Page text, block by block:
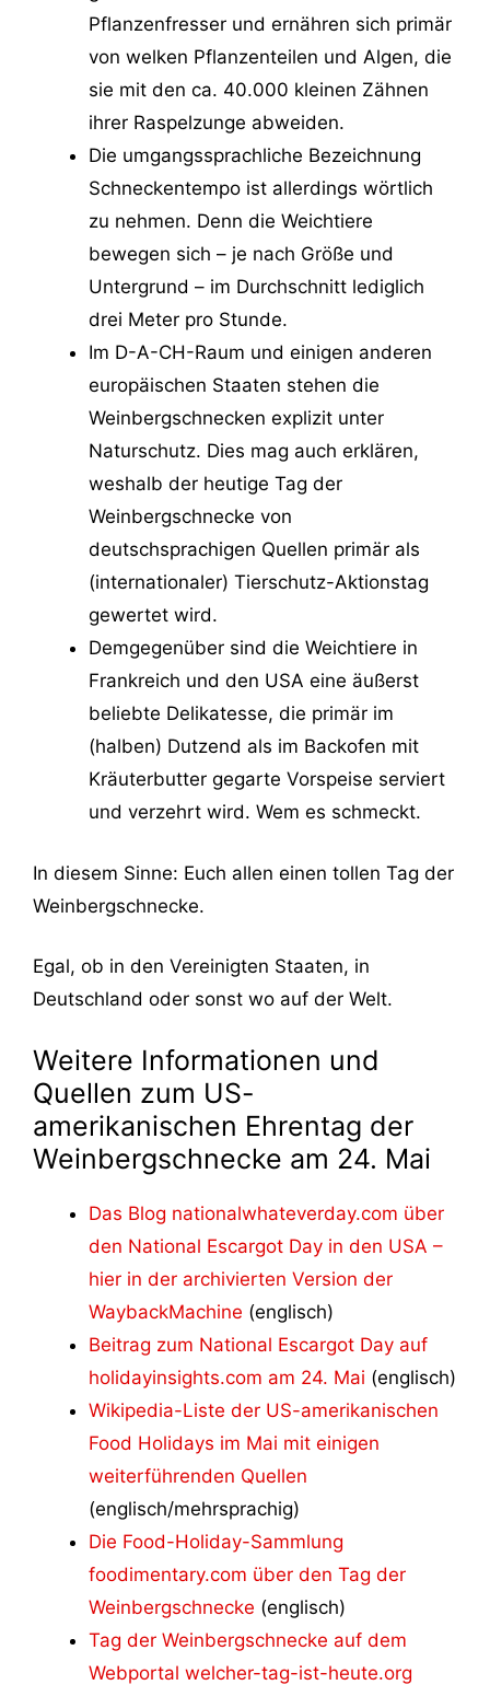
Pflanzenfresser und ernähren sich primär
von welken Pflanzenteilen und Algen, die
sie mit den ca. 40.000 kleinen Zähnen
ihrer Raspelzunge abweiden.
Die umgangssprachliche Bezeichnung
Schneckentempo ist allerdings wörtlich
zu nehmen. Denn die Weichtiere
bewegen sich – je nach Größe und
Untergrund – im Durchschnitt lediglich
drei Meter pro Stunde.
Im D-A-CH-Raum und einigen anderen
europäischen Staaten stehen die
Weinbergschnecken explizit unter
Naturschutz. Dies mag auch erklären,
weshalb der heutige Tag der
Weinbergschnecke von
deutschsprachigen Quellen primär als
(internationaler) Tierschutz-Aktionstag
gewertet wird.
Demgegenüber sind die Weichtiere in
Frankreich und den USA eine äußerst
beliebte Delikatesse, die primär im
(halben) Dutzend als im Backofen mit
Kräuterbutter gegarte Vorspeise serviert
und verzehrt wird. Wem es schmeckt.
In diesem Sinne: Euch allen einen tollen Tag der
Weinbergschnecke.
Egal, ob in den Vereinigten Staaten, in
Deutschland oder sonst wo auf der Welt.
Weitere Informationen und
Quellen zum US-
amerikanischen Ehrentag der
Weinbergschnecke am 24. Mai
Das Blog nationalwhateverday.com über
den National Escargot Day in den USA –
hier in der archivierten Version der
WaybackMachine (englisch)
Beitrag zum National Escargot Day auf
holidayinsights.com am 24. Mai (englisch)
Wikipedia-Liste der US-amerikanischen
Food Holidays im Mai mit einigen
weiterführenden Quellen
(englisch/mehrsprachig)
Die Food-Holiday-Sammlung
foodimentary.com über den Tag der
Weinbergschnecke (englisch)
Tag der Weinbergschnecke auf dem
Webportal welcher-tag-ist-heute.org